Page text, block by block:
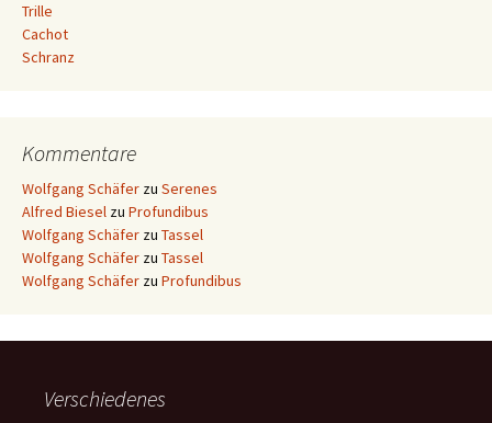
Trille
Cachot
Schranz
Kommentare
Wolfgang Schäfer zu Serenes
Alfred Biesel zu Profundibus
Wolfgang Schäfer zu Tassel
Wolfgang Schäfer zu Tassel
Wolfgang Schäfer zu Profundibus
Verschiedenes